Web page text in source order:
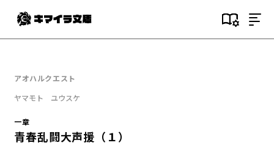
目次
転移する学園（１）
アオハルクエスト
ヤマモト ユウスケ
一章
青春乱闘大声援（１）